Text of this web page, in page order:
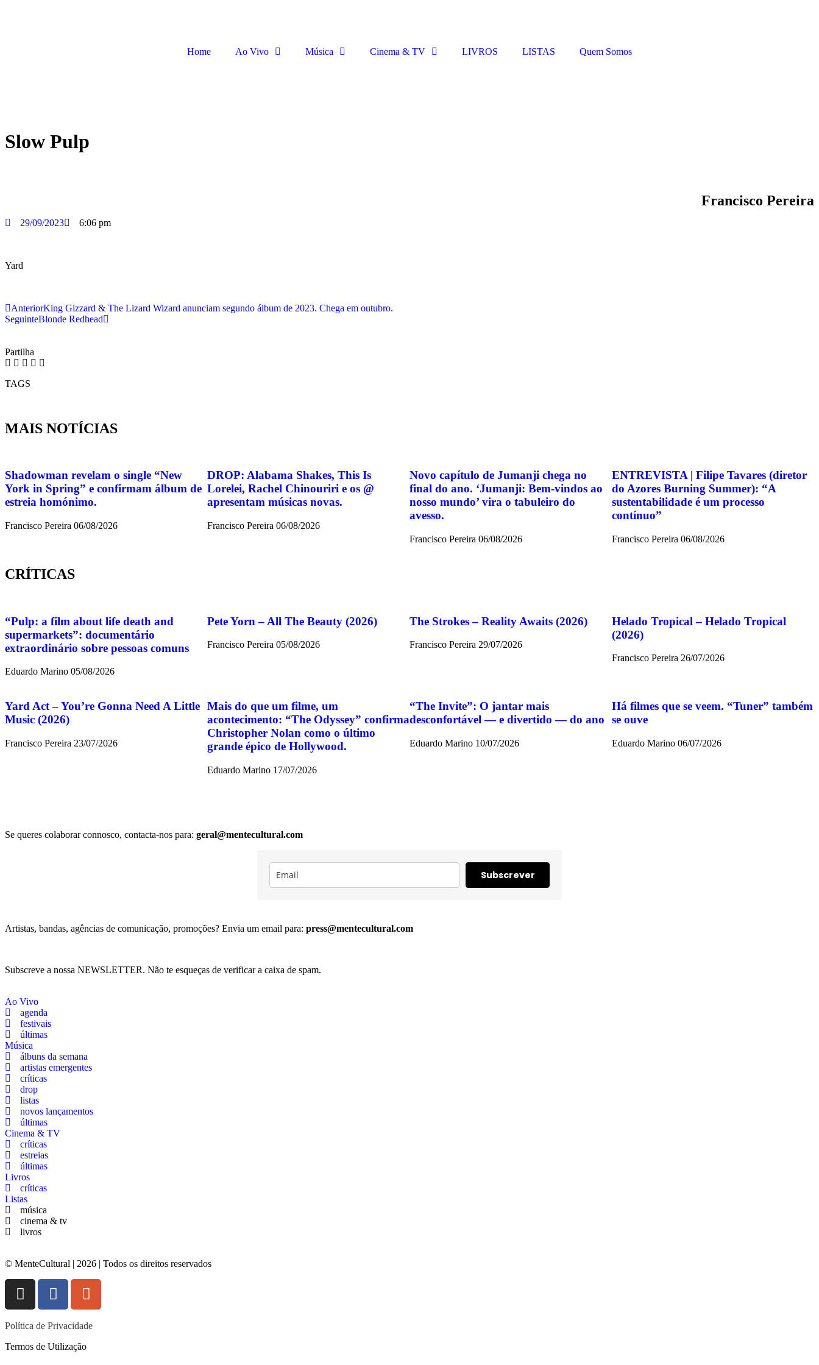
Home Ao Vivo Música Cinema & TV LIVROS LISTAS Quem Somos
Slow Pulp
Francisco Pereira
29/09/2023 6:06 pm
Yard
AnteriorKing Gizzard & The Lizard Wizard anunciam segundo álbum de 2023. Chega em outubro.
SeguinteBlonde Redhead
Partilha
TAGS
MAIS NOTÍCIAS
Shadowman revelam o single “New
York in Spring” e confirmam álbum de
estreia homónimo.
Francisco Pereira 06/08/2026
DROP: Alabama Shakes, This Is
Lorelei, Rachel Chinouriri e os @
apresentam músicas novas.
Francisco Pereira 06/08/2026
Novo capítulo de Jumanji chega no
final do ano. ‘Jumanji: Bem-vindos ao
nosso mundo’ vira o tabuleiro do
avesso.
Francisco Pereira 06/08/2026
ENTREVISTA | Filipe Tavares (diretor
do Azores Burning Summer): “A
sustentabilidade é um processo
contínuo”
Francisco Pereira 06/08/2026
CRÍTICAS
“Pulp: a film about life death and
supermarkets”: documentário
extraordinário sobre pessoas comuns
Eduardo Marino 05/08/2026
Pete Yorn – All The Beauty (2026)
Francisco Pereira 05/08/2026
The Strokes – Reality Awaits (2026)
Francisco Pereira 29/07/2026
Helado Tropical – Helado Tropical
(2026)
Francisco Pereira 26/07/2026
Yard Act – You’re Gonna Need A Little
Music (2026)
Francisco Pereira 23/07/2026
Mais do que um filme, um
acontecimento: “The Odyssey” confirma
Christopher Nolan como o último
grande épico de Hollywood.
Eduardo Marino 17/07/2026
“The Invite”: O jantar mais
desconfortável — e divertido — do ano
Eduardo Marino 10/07/2026
Há filmes que se veem. “Tuner” também
se ouve
Eduardo Marino 06/07/2026
Se queres colaborar connosco, contacta-nos para: geral@mentecultural.com
Subscrever
Artistas, bandas, agências de comunicação, promoções? Envia um email para: press@mentecultural.com
Subscreve a nossa NEWSLETTER. Não te esqueças de verificar a caixa de spam.
Ao Vivo
agenda
festivais
últimas
Música
álbuns da semana
artistas emergentes
críticas
drop
listas
novos lançamentos
últimas
Cinema & TV
críticas
estreias
últimas
Livros
críticas
Listas
música
cinema & tv
livros
© MenteCultural | 2026 | Todos os direitos reservados
Política de Privacidade
Termos de Utilização